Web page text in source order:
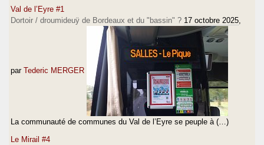
Val de l’Eyre #1
Dortoir / droumideuÿ de Bordeaux et du "bassin" ? 17 octobre 2025
par Tederic MERGER
La communauté de communes du Val de l’Eyre se peuple à (…)
Le Mirail #4